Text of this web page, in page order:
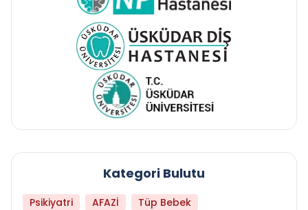
Kategori Bulutu
Psikiyatri AFAZİ
Tüp Bebek